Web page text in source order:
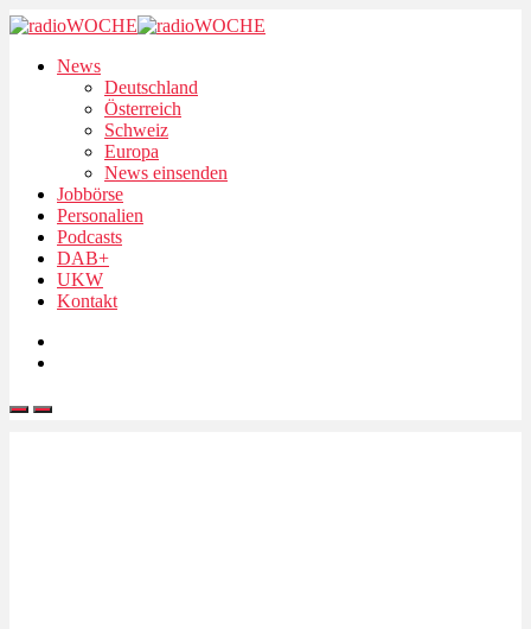
News
Deutschland
Österreich
Schweiz
Europa
News einsenden
Jobbörse
Personalien
Podcasts
DAB+
UKW
Kontakt